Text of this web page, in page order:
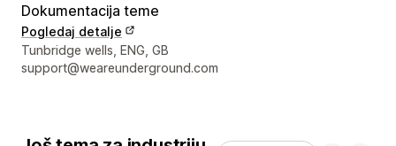
Dokumentacija teme
Pogledaj detalje
Podaci za kontakt dizajnera
Tunbridge wells, ENG, GB
support@weareunderground.com